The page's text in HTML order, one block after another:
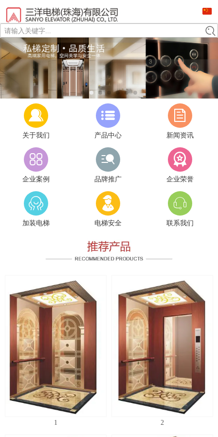
请输入关键字...
关于我们 产品中心 新闻资讯
企业案例 品牌推广 企业荣誉
加装电梯 电梯安全 联系我们
1 2